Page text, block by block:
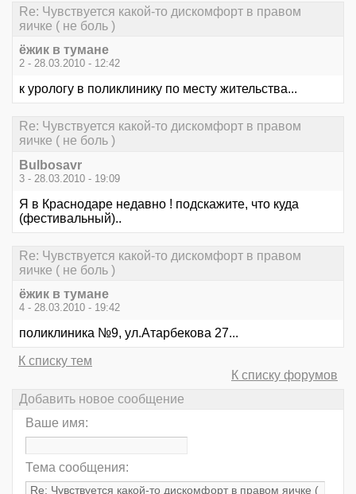
Re: Чувствуется какой-то дискомфорт в правом
яичке ( не боль )
ёжик в тумане
2 - 28.03.2010 - 12:42
к урологу в поликлинику по месту жительства...
Re: Чувствуется какой-то дискомфорт в правом
яичке ( не боль )
Bulbosavr
3 - 28.03.2010 - 19:09
Я в Краснодаре недавно ! подскажите, что куда
(фестивальный)..
Re: Чувствуется какой-то дискомфорт в правом
яичке ( не боль )
ёжик в тумане
4 - 28.03.2010 - 19:42
поликлиника №9, ул.Атарбекова 27...
К списку тем
К списку форумов
Добавить новое сообщение
Ваше имя:
Тема сообщения: